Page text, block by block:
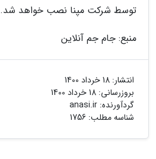
توسط شرکت مپنا نصب خواهد شد.
منبع: جام جم آنلاین
انتشار: 18 خرداد 1400
بروزرسانی: 18 خرداد 1400
گردآورنده: anasi.ir
شناسه مطلب: 1756